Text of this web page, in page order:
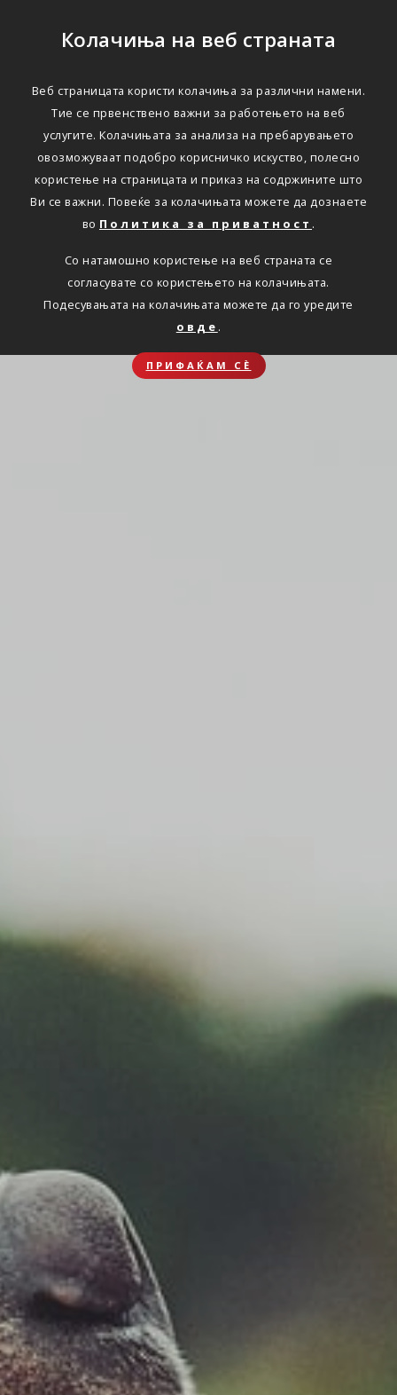
Колачиња на веб страната
Веб страницата користи колачиња за различни намени.
Тие се првенствено важни за работењето на веб
услугите. Колачињата за анализа на пребарувањето
овозможуваат подобро корисничко искуство, полесно
користење на страницата и приказ на содржините што
Ви се важни. Повеќе за колачињата можете да дознаете
во Политика за приватност .
Со натамошно користење на веб страната се
согласувате со користењето на колачињата.
Подесувањата на колачињата можете да го уредите
овде .
ПРИФАЌАМ СЀ